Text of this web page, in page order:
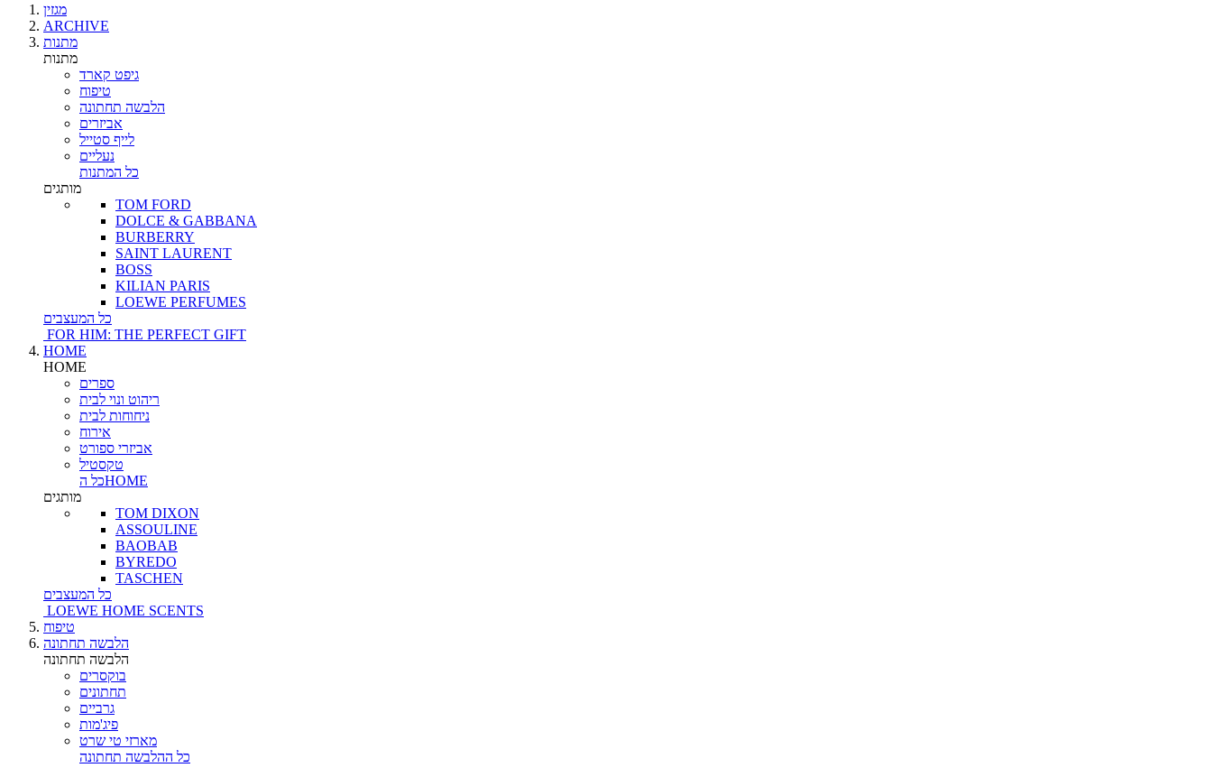
מגזין
ARCHIVE
מתנות
מתנות
גיפט קארד
טיפוח
הלבשה תחתונה
אביזרים
לייף סטייל
נעליים
כל המתנות
מותגים
TOM FORD
DOLCE & GABBANA
BURBERRY
SAINT LAURENT
BOSS
KILIAN PARIS
LOEWE PERFUMES
כל המעצבים
FOR HIM: THE PERFECT GIFT
HOME
HOME
ספרים
ריהוט ונוי לבית
ניחוחות לבית
אירוח
אביזרי ספורט
טקסטיל
כל הHOME
מותגים
TOM DIXON
ASSOULINE
BAOBAB
BYREDO
TASCHEN
כל המעצבים
LOEWE HOME SCENTS
טיפוח
הלבשה תחתונה
הלבשה תחתונה
בוקסרים
תחתונים
גרביים
פיג'מות
מארזי טי שרט
כל ההלבשה תחתונה